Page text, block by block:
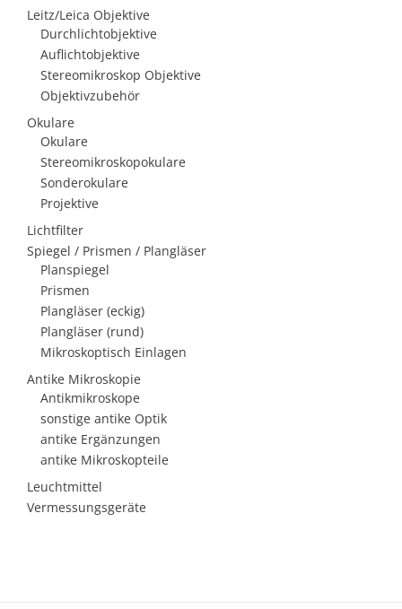
Leitz/Leica Objektive
Durchlichtobjektive
Auflichtobjektive
Stereomikroskop Objektive
Objektivzubehör
Okulare
Okulare
Stereomikroskopokulare
Sonderokulare
Projektive
Lichtfilter
Spiegel / Prismen / Plangläser
Planspiegel
Prismen
Plangläser (eckig)
Plangläser (rund)
Mikroskoptisch Einlagen
Antike Mikroskopie
Antikmikroskope
sonstige antike Optik
antike Ergänzungen
antike Mikroskopteile
Leuchtmittel
Vermessungsgeräte